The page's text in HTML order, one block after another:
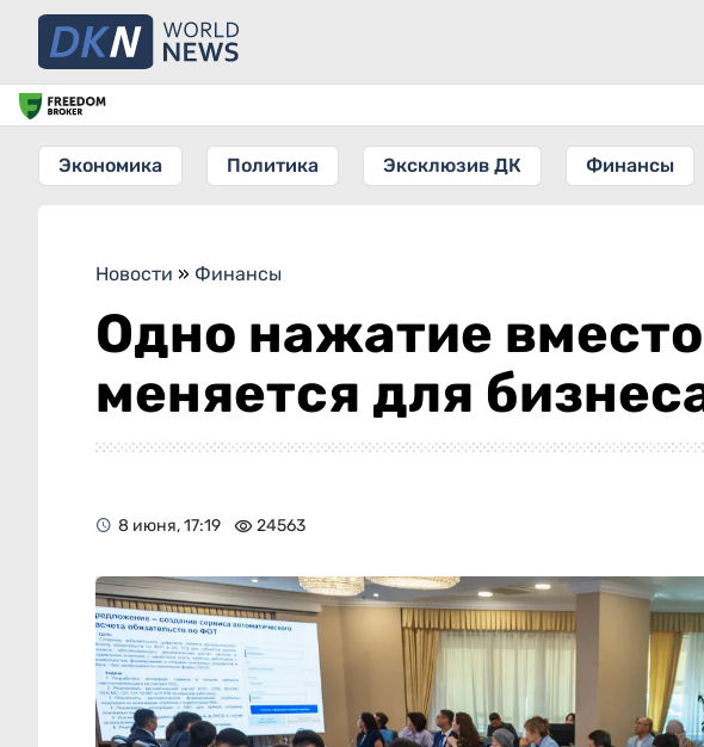
Экономика Политика Эксклюзив ДК Финансы
Новости » Финансы
Одно нажатие
меняется для
8 июня, 17:19 24563